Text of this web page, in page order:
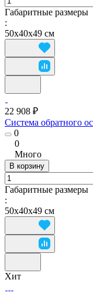
Габаритные размеры
:
50х40х49 см
22 908 ₽
Система обратного
0
0
Много
В корзину
Габаритные размеры
:
50х40х49 см
Хит